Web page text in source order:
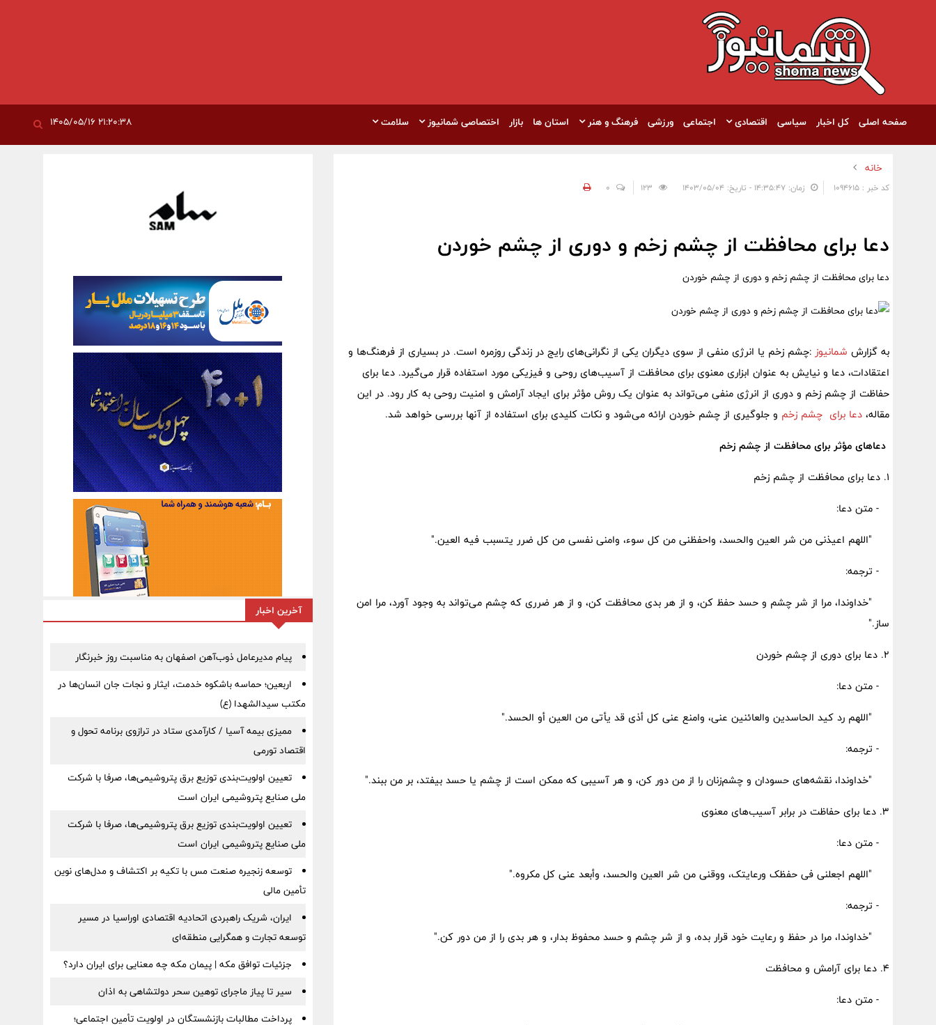
صفحه اصلی کل اخبار سیاسی اقتصادی اجتماعی ورزشی فرهنگ و هنر استان ها بازار اختصاصی شمانیوز سلامت
خانه
کد خبر : 1094615 زمان: ۱۴:۳۵:۴۷ - تاریخ: ۱۴۰۳/۰۵/۰۴ 0
دعا برای محافظت از چشم زخم و دوری از چشم خوردن
دعا برای محافظت از چشم زخم و دوری از چشم خوردن
به گزارش شمانیوز :چشم زخم یا انرژی منفی از سوی دیگران یکی از نگرانی‌های رایج در زندگی روزمره است. در بسیاری از فرهنگ‌ها و
اعتقادات، دعا و نیایش به عنوان ابزاری معنوی برای محافظت از آسیب‌های روحی و فیزیکی مورد استفاده قرار می‌گیرد. دعا برای
حفاظت از چشم زخم و دوری از انرژی منفی می‌تواند به عنوان یک روش مؤثر برای ایجاد آرامش و امنیت روحی به کار رود. در این
مقاله، دعا برای چشم زخم و جلوگیری از چشم خوردن ارائه می‌شود و نکات کلیدی برای استفاده از آنها بررسی خواهد شد.
دعاهای مؤثر برای محافظت از چشم زخم
1. دعا برای محافظت از چشم زخم
- متن دعا:
"اللهم اعیذنی من شر العین والحسد، واحفظنی من کل سوء، وامنی نفسی من کل ضرر یتسبب فیه العین."
- ترجمه:
"خداوندا، مرا از شر چشم و حسد حفظ کن، و از هر بدی محافظت کن، و از هر ضرری که چشم می‌تواند به وجود آورد، مرا امن
ساز."
2. دعا برای دوری از چشم خوردن
- متن دعا:
"اللهم رد کید الحاسدین والعائنین عنی، وامنع عنی کل أذى قد یأتی من العین أو الحسد."
- ترجمه:
"خداوندا، نقشه‌های حسودان و چشم‌زنان را از من دور کن، و هر آسیبی که ممکن است از چشم یا حسد بیفتد، بر من ببند."
3. دعا برای حفاظت در برابر آسیب‌های معنوی
- متن دعا:
"اللهم اجعلنی فی حفظک ورعایتک، ووقنی من شر العین والحسد، وأبعد عنی کل مکروه."
- ترجمه:
"خداوندا، مرا در حفظ و رعایت خود قرار بده، و از شر چشم و حسد محفوظ بدار، و هر بدی را از من دور کن."
4. دعا برای آرامش و محافظت
- متن دعا:
آخرین اخبار
پیام مدیرعامل ذوب‌آهن اصفهان به مناسبت روز خبرنگار
اربعین؛ حماسه باشکوه خدمت، ایثار و نجات جان انسان‌ها در
مکتب سیدالشهدا (ع)
ممیزی بیمه آسیا / کارآمدی ستاد در ترازوی برنامه تحول و
اقتصاد تورمی
تعیین اولویت‌بندی توزیع برق پتروشیمی‌ها، صرفا با شرکت
ملی صنایع پتروشیمی ایران است
تعیین اولویت‌بندی توزیع برق پتروشیمی‌ها، صرفا با شرکت
ملی صنایع پتروشیمی ایران است
توسعه زنجیره صنعت مس با تکیه بر اکتشاف و مدل‌های نوین
تأمین مالی
ایران، شریک راهبردی اتحادیه اقتصادی اوراسیا در مسیر
توسعه تجارت و همگرایی منطقه‌ای
جزئیات توافق مکه | پیمان مکه چه معنایی برای ایران دارد؟
سیر تا پیاز ماجرای توهین سحر دولتشاهی به اذان
پرداخت مطالبات بازنشستگان در اولویت تأمین اجتماعی؛